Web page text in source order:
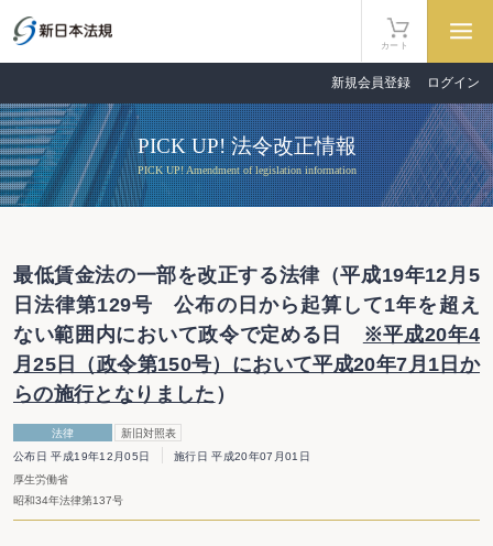
カート
新規会員登録 ログイン
PICK UP! 法令改正情報
PICK UP! Amendment of legislation information
最低賃金法の一部を改正する法律（平成19年12月5
日法律第129号 公布の日から起算して1年を超え
ない範囲内において政令で定める日
※平成20年4
月25日（政令第150号）において平成20年7月1日か
らの施行となりました ）
法律
新旧対照表
公布日 平成19年12月05日
施行日 平成20年07月01日
厚生労働省
昭和34年法律第137号